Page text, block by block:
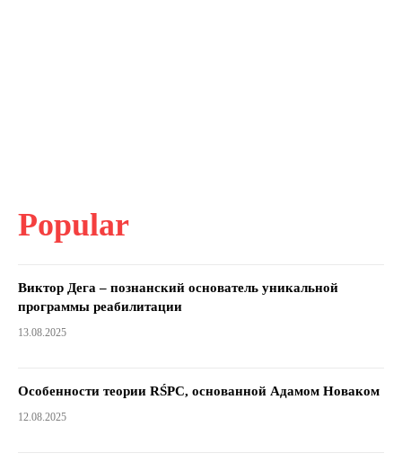
Popular
Виктор Дега – познанский основатель уникальной
программы реабилитации
13.08.2025
Особенности теории RŚPC, основанной Адамом Новаком
12.08.2025